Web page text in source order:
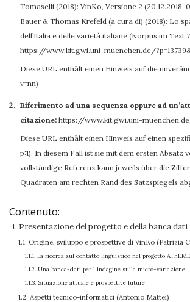
Tomaselli (2018): VinKo, Versione 2 (20.12.2018,
Bauer & Thomas Krefeld (a cura di) (2018): Lo
dell’Italia e delle varietà italiane (Korpus im Text
https://www.kit.gwi.uni-muenchen.de/
Diese URL enthält einen Hinweis auf die
v=nn)
Riferimento ad una sequenza oppure ad
citazione: https://www.kit.gwi.uni-
Diese URL enthält einen Hinweis auf einen
p:1). In diesem Fall ist sie mit dem ersten Absatz
vollständige Referenz kann jeweils über die
Quadraten am rechten Rand des Satzspiegels
Contenuto:
1. Presentazione del progetto e della banca dati
1.1. Origine, sviluppo e prospettive di VinKo (Patrizia
1.1.1. La ricerca sul contatto linguistico nel progetto AThEME
1.1.2. Una banca-dati per l'indagine sulla micro-variazione
1.1.3. Situazione attuale e prospettive future
1.2. Aspetti tecnico-informatici (Antonio Mattei)